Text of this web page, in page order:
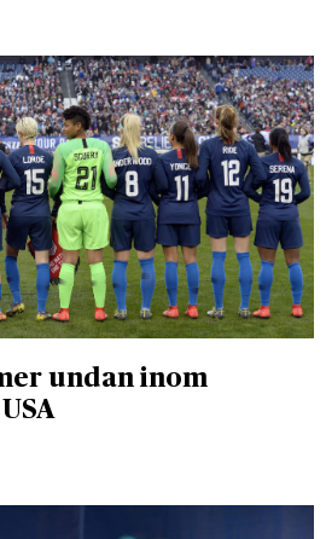
undan inom